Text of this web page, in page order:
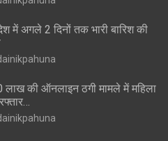
में अगले 2 दिनों तक भारी बारिश की
की ऑनलाइन ठगी मामले में महिला